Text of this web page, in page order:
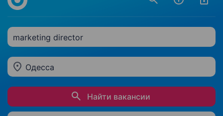
marketing director
Одесса
Найти вакансии